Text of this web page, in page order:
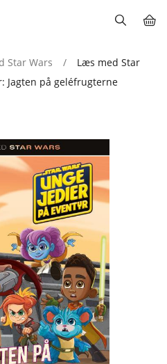
Star Wars /
Læs med Star
Jagten på geléfrugterne